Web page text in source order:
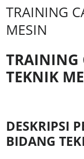
TRAINING
MESIN
TRAINING
TEKNIK
DESKRIPSI
BIDANG